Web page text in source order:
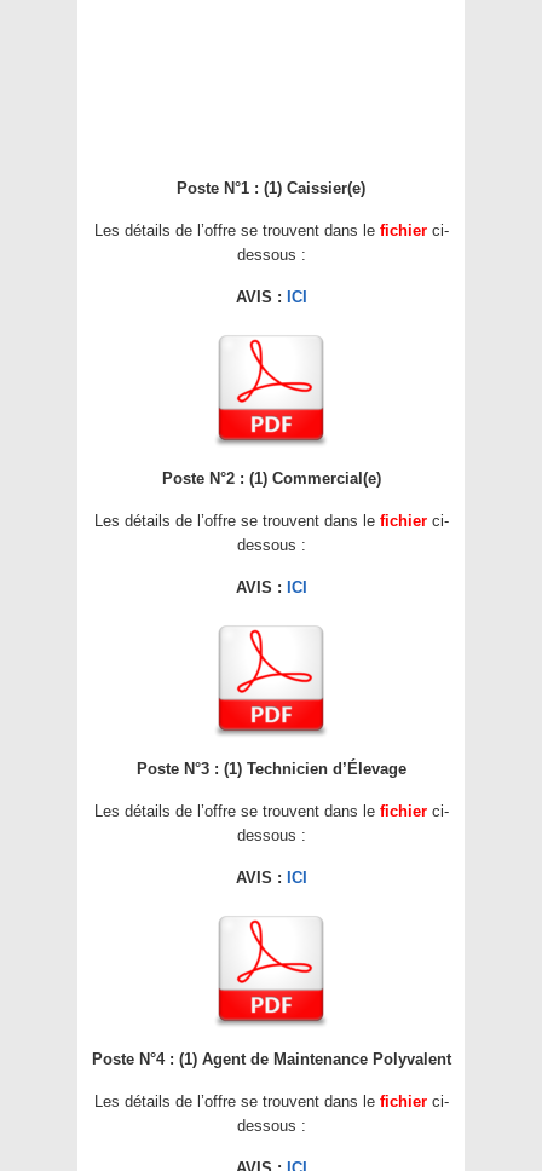
Poste N°1 : (1) Caissier(e)
Les détails de l’offre se trouvent dans le fichier ci-
dessous :
AVIS : ICI
Poste N°2 : (1) Commercial(e)
Les détails de l’offre se trouvent dans le fichier ci-
dessous :
AVIS : ICI
Poste N°3 : (1) Technicien d’Élevage
Les détails de l’offre se trouvent dans le fichier ci-
dessous :
AVIS : ICI
Poste N°4 : (1) Agent de Maintenance Polyvalent
Les détails de l’offre se trouvent dans le fichier ci-
dessous :